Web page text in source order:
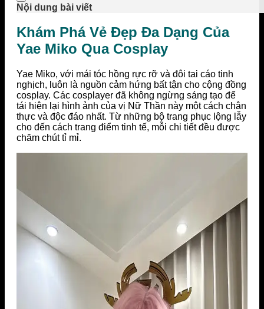
Nội dung bài viết
Khám Phá Vẻ Đẹp Đa Dạng Của
Yae Miko Qua Cosplay
Yae Miko, với mái tóc hồng rực rỡ và đôi tai cáo tinh
nghịch, luôn là nguồn cảm hứng bất tận cho cộng đồng
cosplay. Các cosplayer đã không ngừng sáng tạo để
tái hiện lại hình ảnh của vị Nữ Thần này một cách chân
thực và độc đáo nhất. Từ những bộ trang phục lộng lẫy
cho đến cách trang điểm tinh tế, mỗi chi tiết đều được
chăm chút tỉ mỉ.